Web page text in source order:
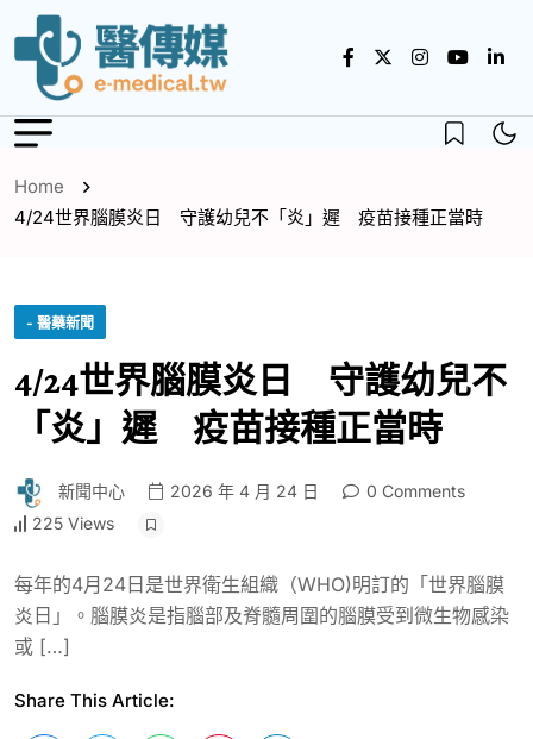
Home
4/24世界腦膜炎日 守護幼兒不「炎」遲 疫苗接種正當時
- 醫藥新聞
4/24世界腦膜炎日 守護幼兒不
「炎」遲 疫苗接種正當時
新聞中心 2026 年 4 月 24 日
0 Comments
225 Views
每年的4月24日是世界衛生組織（WHO)明訂的「世界腦膜
炎日」。腦膜炎是指腦部及脊髓周圍的腦膜受到微生物感染
或 […]
Share This Article: